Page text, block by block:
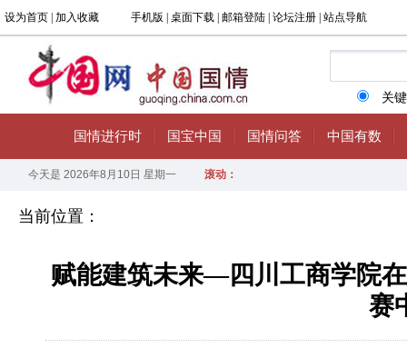
当前位置：
赋能建筑未来—四川工商学院
赛